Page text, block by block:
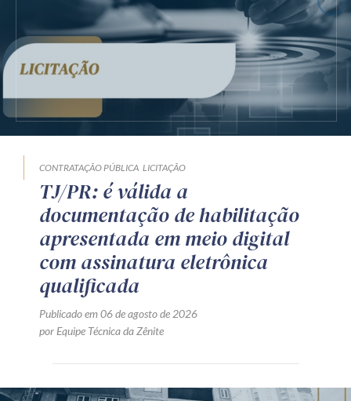
CONTRATAÇÃO PÚBLICA LICITAÇÃO
TJ/PR: é válida a
documentação de habilitação
apresentada em meio digital
com assinatura eletrônica
qualificada
Publicado em 06 de agosto de 2026
por Equipe Técnica da Zênite